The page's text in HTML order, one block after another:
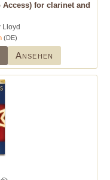
for clarinet and
Lloyd
(DE)
Ansehen